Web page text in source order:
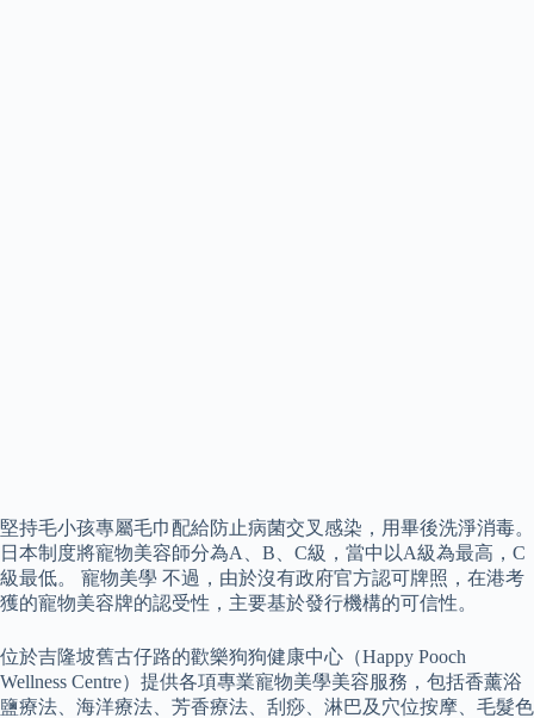
堅持毛小孩專屬毛巾配給防止病菌交叉感染，用畢後洗淨消毒。
日本制度將寵物美容師分為A、B、C級，當中以A級為最高，C
級最低。 寵物美學 不過，由於沒有政府官方認可牌照，在港考
獲的寵物美容牌的認受性，主要基於發行機構的可信性。
位於吉隆坡舊古仔路的歡樂狗狗健康中心（Happy Pooch
Wellness Centre）提供各項專業寵物美學美容服務，包括香薰浴
鹽療法、海洋療法、芳香療法、刮痧、淋巴及穴位按摩、毛髮色